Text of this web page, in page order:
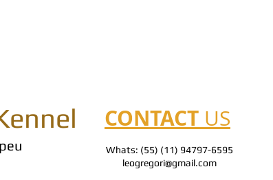
CONTACT US
Whats: (55) (11) 94797-6595
leogregori@gmail.com